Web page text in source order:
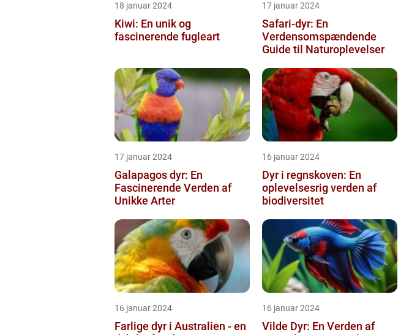
18 januar 2024
Kiwi: En unik og
fascinerende fugleart
17 januar 2024
Safari-dyr: En
Verdensomspændende
Guide til Naturoplevelser
17 januar 2024
Galapagos dyr: En
Fascinerende Verden af
Unikke Arter
16 januar 2024
Dyr i regnskoven: En
oplevelsesrig verden af
biodiversitet
16 januar 2024
Farlige dyr i Australien - en
16 januar 2024
Vilde Dyr: En Verden af